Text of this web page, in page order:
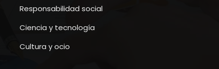
Responsabilidad social
Ciencia y tecnología
Cultura y ocio